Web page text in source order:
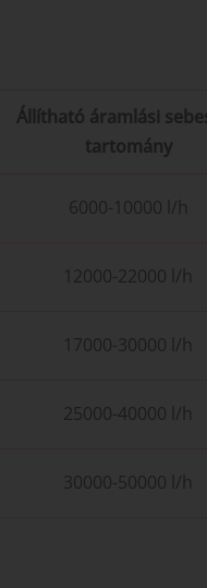
Állítható áramlási
tartomány
6000-10000 l/h
12000-22000 l/h
17000-30000 l/h
25000-40000 l/h
30000-50000 l/h